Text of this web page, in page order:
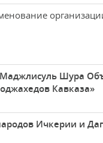
Шура
Кавказа»
Ичкерии и